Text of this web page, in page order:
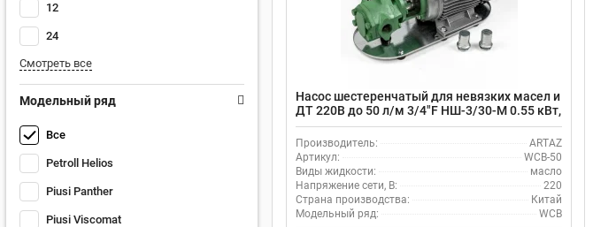
12
24
Смотреть все
Модельный ряд
Все
Petroll Helios
Piusi Panther
Piusi Viscomat
Насос шестеренчатый для невязких масел и
ДТ 220В до 50 л/м 3/4"F НШ-3/30-М 0.55 кВт,
WCB-50
Производитель:
ARTAZ
Артикул:
WCB-50
Виды жидкости:
масло
Напряжение сети, В:
220
Страна производства:
Китай
Модельный ряд:
WCB